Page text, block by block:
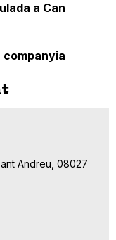
a Can
Andreu, 08027